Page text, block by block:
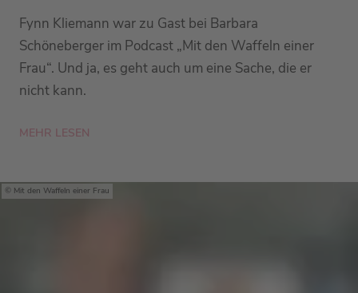
Fynn Kliemann war zu Gast bei Barbara
Schöneberger im Podcast „Mit den Waffeln einer
Frau“. Und ja, es geht auch um eine Sache, die er
nicht kann.
MEHR LESEN
Mit den Waffeln einer Frau